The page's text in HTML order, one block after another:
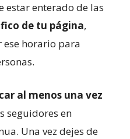
estar enterado de las
de tu página,
horario para
al menos una vez
seguidores en
Una vez dejes de